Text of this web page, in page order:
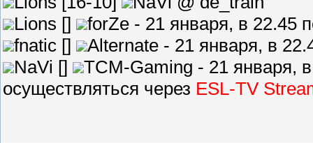
Lions []
forZe - 21 января, в 22.45
fnatic []
Alternate - 21 января, в
NaVi []
TCM-Gaming - 21 января,
осуществляться через ESL-TV